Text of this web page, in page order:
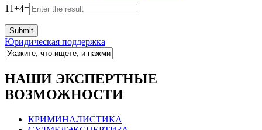
11+4=
Юридическая поддержка
НАШИ ЭКСПЕРТНЫЕ
ВОЗМОЖНОСТИ
КРИМИНАЛИСТИКА